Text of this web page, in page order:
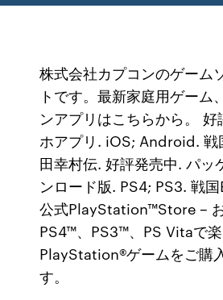
株式会社カプコンのゲーム
トです。最新家庭用ゲーム
ンアプリはこちらから。 好
ホアプリ. iOS; Android. 戦
田幸村伝. 好評発売中. パッ
ンロード版. PS4; PS3. 戦
公式PlayStation™Store –
PS4™、PS3™、PS Vitaで
PlayStation®ゲームをご購
す。